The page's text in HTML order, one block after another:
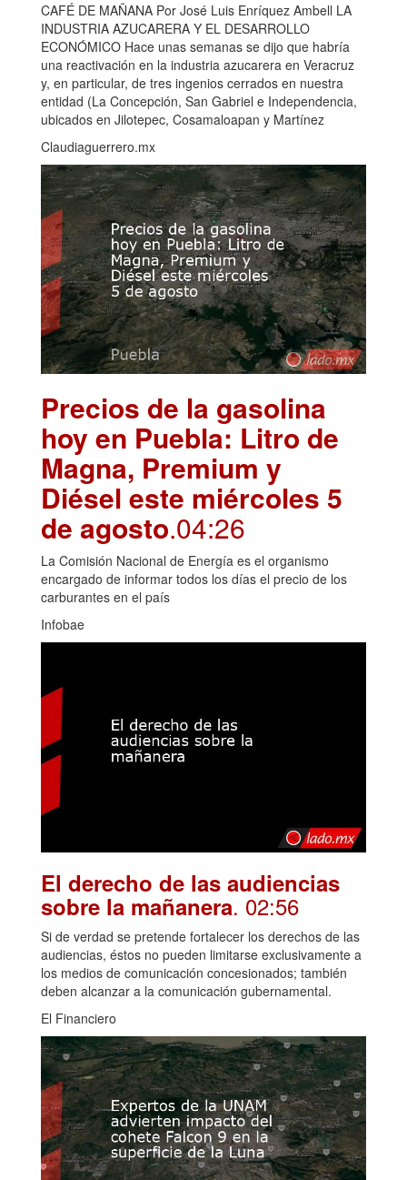
CAFÉ DE MAÑANA Por José Luis Enríquez Ambell LA
INDUSTRIA AZUCARERA Y EL DESARROLLO
ECONÓMICO Hace unas semanas se dijo que habría
una reactivación en la industria azucarera en Veracruz
y, en particular, de tres ingenios cerrados en nuestra
entidad (La Concepción, San Gabriel e Independencia,
ubicados en Jilotepec, Cosamaloapan y Martínez
Claudiaguerrero.mx
Precios de la gasolina
hoy en Puebla: Litro de
Magna, Premium y
Diésel este miércoles 5
de agosto.04:26
La Comisión Nacional de Energía es el organismo
encargado de informar todos los días el precio de los
carburantes en el país
Infobae
El derecho de las audiencias
sobre la mañanera. 02:56
Si de verdad se pretende fortalecer los derechos de las
audiencias, éstos no pueden limitarse exclusivamente a
los medios de comunicación concesionados; también
deben alcanzar a la comunicación gubernamental.
El Financiero